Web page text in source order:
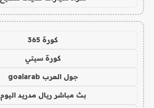
كورة 365
كورة سيتي
جول العرب goalarab
بث مباشر ريال مدريد اليوم